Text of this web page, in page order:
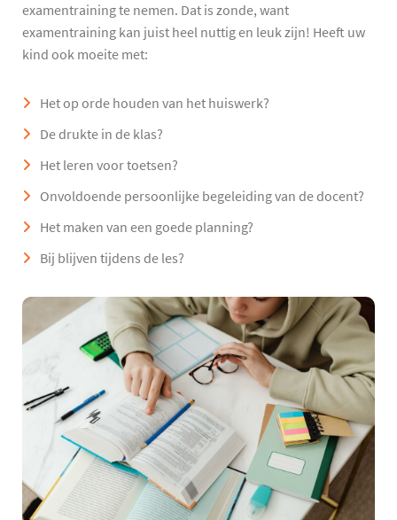
examentraining te nemen. Dat is zonde, want
examentraining kan juist heel nuttig en leuk zijn! Heeft uw
kind ook moeite met:
Het op orde houden van het huiswerk?
De drukte in de klas?
Het leren voor toetsen?
Onvoldoende persoonlijke begeleiding van de docent?
Het maken van een goede planning?
Bij blijven tijdens de les?